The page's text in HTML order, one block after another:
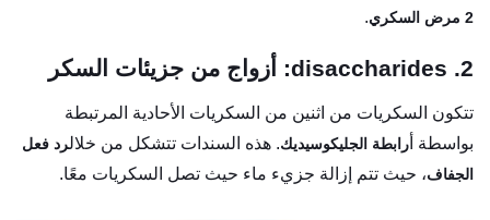
2 مرض السكري
.
2. disaccharides: أزواج من جزيئات السكر
تتكون السكريات من اثنين من السكريات الأحادية المرتبطة
بواسطة أ رابطة الجليكوسيديك. هذه السندات تتشكل من خلالرد فعل
الجفاف، حيث تتم إزالة جزيء ماء حيث تصل السكريات معًا.